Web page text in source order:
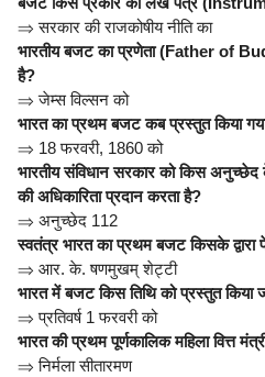
⇒सरकार की राजकोषीय नीति का
भारतीय बजट का प्रणेता (Father of
है?
⇒ जेम्स विल्सन को
भारत का प्रथम बजट कब प्रस्तुत किया
⇒ 18 फरवरी, 1860 को
भारतीय संविधान सरकार को किस अनुच्छेद
की अधिकारिता प्रदान करता है?
⇒ अनुच्छेद 112
स्वतंत्र भारत का प्रथम बजट किसके द्वारा
⇒ आर. के. षणमुखम् शेट्टी
भारत में बजट किस तिथि को प्रस्तुत किया
⇒ प्रतिवर्ष 1 फरवरी को
भारत की प्रथम पूर्णकालिक महिला वित्त
⇒ निर्मला सीतारमण